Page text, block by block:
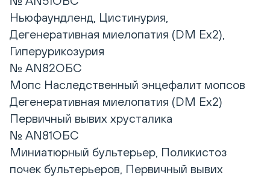
Ньюфаундленд, Цистинурия,
Дегенеративная миелопатия (DM Ex2),
Гиперурикозурия
№ AN82ОБС
Мопс Наследственный энцефалит мопсов
Дегенеративная миелопатия (DM Ex2)
Первичный вывих хрусталика
№ AN81ОБС
Миниатюрный бультерьер, Поликистоз
почек бультерьеров, Первичный вывих